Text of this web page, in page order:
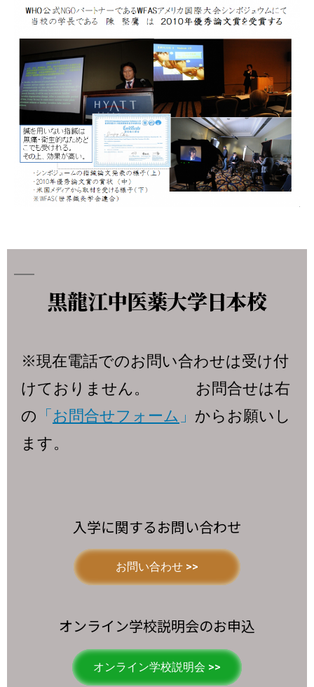
黒龍江中医薬大学日本校
※現在電話でのお問い合わせは受け付
けておりません。 お問合せは右
の 「 お問合せフォーム 」 からお願いし
ます。
入学に関するお問い合わせ
お問い合わせ >>
オンライン学校説明会のお申込
オンライン学校説明会 >>